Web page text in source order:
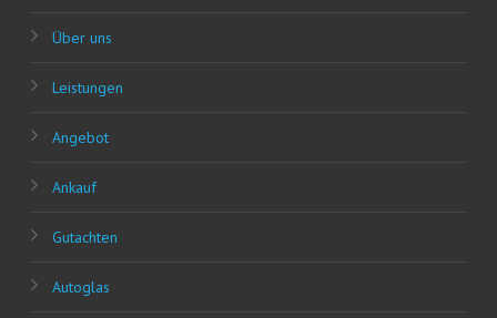
Über uns
Leis­tun­gen
Ange­bot
Ankauf
Gut­ach­ten
Auto­glas